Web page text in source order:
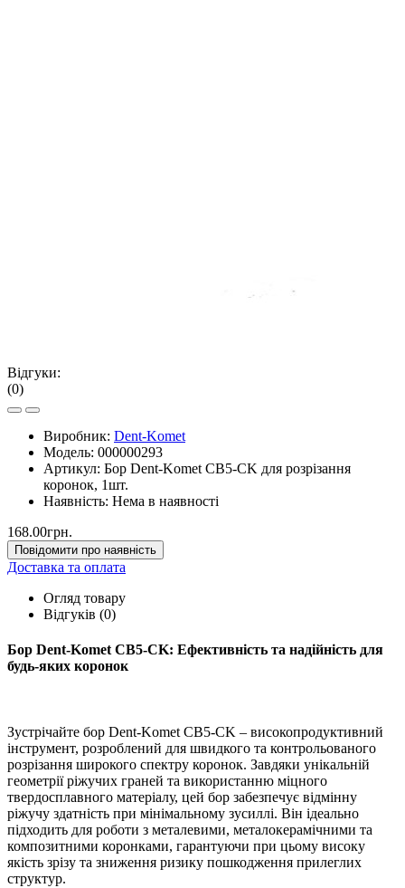
Відгуки:
(0)
Виробник: Dent-Komet
Модель: 000000293
Артикул: Бор Dent-Komet CB5-CK для розрізання
коронок, 1шт.
Наявність: Нема в наявності
168.00грн.
Повідомити про наявність
Доставка та оплата
Огляд товару
Відгуків (0)
Бор Dent-Komet CB5-CK: Ефективність та надійність для
будь-яких коронок
Зустрічайте бор Dent-Komet CB5-CK – високопродуктивний
інструмент, розроблений для швидкого та контрольованого
розрізання широкого спектру коронок. Завдяки унікальній
геометрії ріжучих граней та використанню міцного
твердосплавного матеріалу, цей бор забезпечує відмінну
ріжучу здатність при мінімальному зусиллі. Він ідеально
підходить для роботи з металевими, металокерамічними та
композитними коронками, гарантуючи при цьому високу
якість зрізу та зниження ризику пошкодження прилеглих
структур.